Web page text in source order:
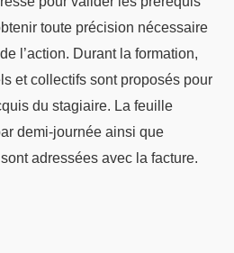
toute précision nécessaire
l’action. Durant la formation,
et collectifs sont proposés pour
du stagiaire. La feuille
demi-journée ainsi que
adressées avec la facture.